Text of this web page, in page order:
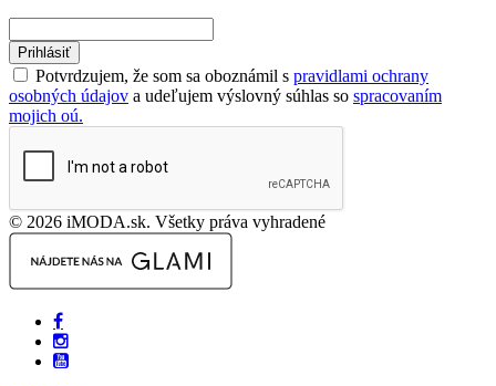
Prihlásiť
Potvrdzujem, že som sa oboznámil s pravidlami ochrany
osobných údajov a udeľujem výslovný súhlas so spracovaním
mojich oú.
© 2026 iMODA.sk. Všetky práva vyhradené